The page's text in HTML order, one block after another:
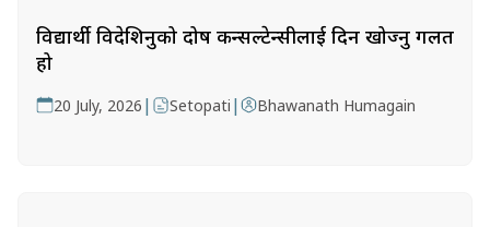
विद्यार्थी विदेशिनुको दोष कन्सल्टेन्सीलाई दिन खोज्नु गलत
हो
20 July, 2026 | Setopati | Bhawanath Humagain